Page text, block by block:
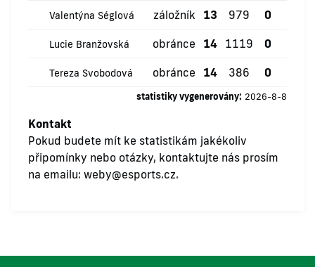
Valentýna Séglová záložník 13 979 0
Lucie Branžovská obránce 14 1119 0
Tereza Svobodová obránce 14 386 0
statistiky vygenerovány: 2026-8-8
Kontakt
Pokud budete mít ke statistikám jakékoliv
připomínky nebo otázky, kontaktujte nás prosím
na emailu: weby@esports.cz.